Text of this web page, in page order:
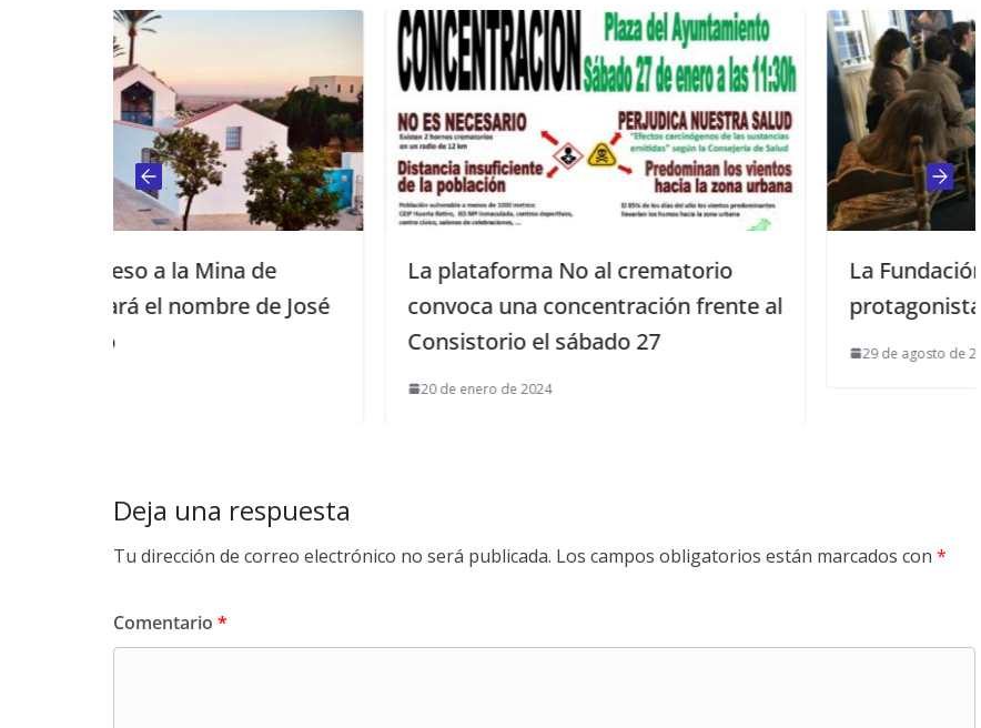
La plataforma No al crematorio
convoca una concentración frente al
Consistorio el sábado 27
La Fundación Cristina Heeren
protagonista la noche del miércoles
29 de agosto de 2017
Deja una respuesta
Tu dirección de correo electrónico no será publicada. Los campos obligatorios están marcados con *
Comentario *